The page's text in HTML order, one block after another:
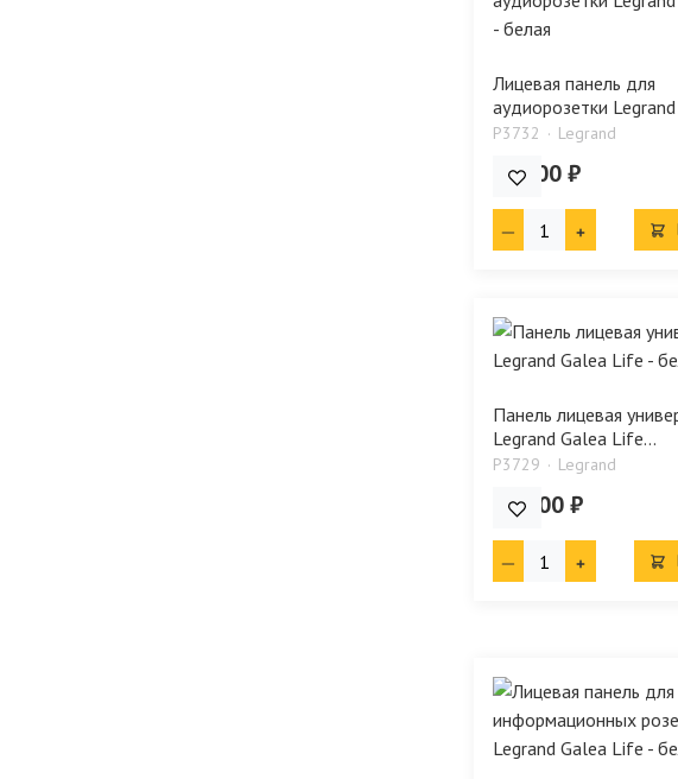
Лицевая панель для
аудиорозетки
P3732 Legrand
687.00 ₽
Панель лицевая
Legrand Galea Life...
P3729 Legrand
530.00 ₽